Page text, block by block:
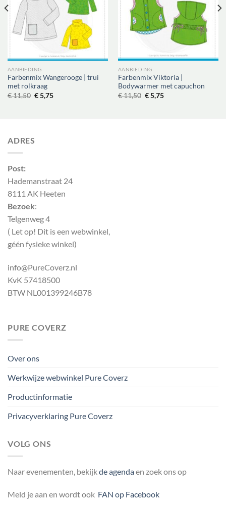
AANBIEDING
Farbenmix Wangerooge | trui
met rolkraag
€11,50 Oorspronkelijke
prijs
€5,75Huidige
AANBIEDING
Farbenmix Viktoria |
Bodywarmer met capuchon
€11,50 Oorspronkelijke
prijs
€5,75Huidige
ADRES
Post:
Hademanstraat 24
8111 AK Heeten
Bezoek:
Telgenweg 4
( Let op! Dit is een webwinkel,
géén fysieke winkel)
info@PureCoverz.nl
KvK 57418500
BTW NL001399246B78
PURE COVERZ
Over ons
Werkwijze webwinkel Pure Coverz
Productinformatie
Privacyverklaring Pure Coverz
VOLG ONS
Naar evenementen, bekijkde agendaen zoek ons op
Meld je aan en wordt ook FAN op Facebook